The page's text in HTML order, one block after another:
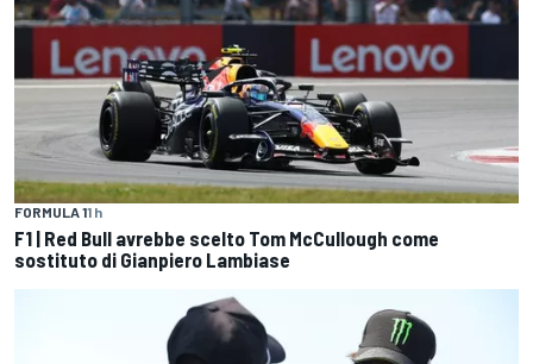
FORMULA 11 h
F1 | Red Bull avrebbe scelto Tom McCullough come
sostituto di Gianpiero Lambiase